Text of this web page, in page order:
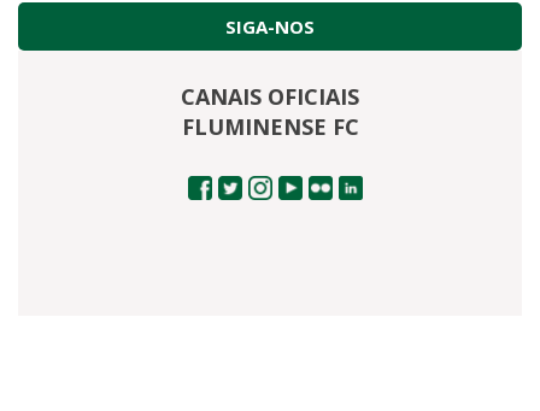
SIGA-NOS
CANAIS OFICIAIS
FLUMINENSE FC